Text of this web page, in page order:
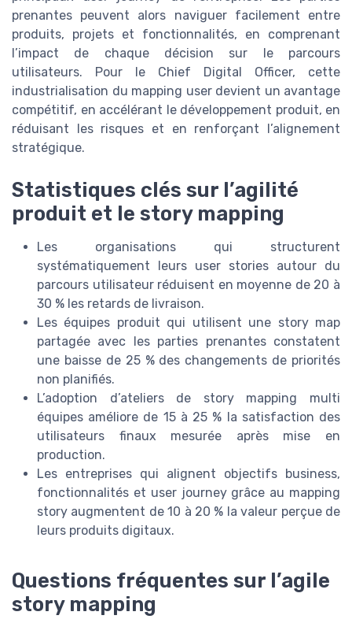
prenantes peuvent alors naviguer facilement entre
produits, projets et fonctionnalités, en comprenant
l’impact de chaque décision sur le parcours
utilisateurs. Pour le Chief Digital Officer, cette
industrialisation du mapping user devient un avantage
compétitif, en accélérant le développement produit, en
réduisant les risques et en renforçant l’alignement
stratégique.
Statistiques clés sur l’agilité
produit et le story mapping
Les organisations qui structurent
systématiquement leurs user stories autour du
parcours utilisateur réduisent en moyenne de 20 à
30 % les retards de livraison.
Les équipes produit qui utilisent une story map
partagée avec les parties prenantes constatent
une baisse de 25 % des changements de priorités
non planifiés.
L’adoption d’ateliers de story mapping multi
équipes améliore de 15 à 25 % la satisfaction des
utilisateurs finaux mesurée après mise en
production.
Les entreprises qui alignent objectifs business,
fonctionnalités et user journey grâce au mapping
story augmentent de 10 à 20 % la valeur perçue de
leurs produits digitaux.
Questions fréquentes sur l’agile
story mapping